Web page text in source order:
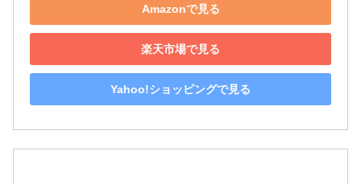
Amazonで見る
楽天市場で見る
Yahoo!ショッピングで見る